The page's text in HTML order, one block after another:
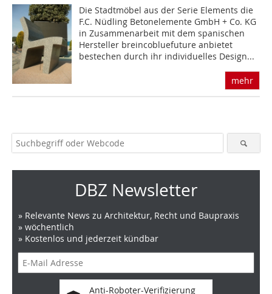
Die Stadtmöbel aus der Serie Elements die
F.C. Nüdling Betonelemente GmbH + Co. KG
in Zusammenarbeit mit dem spanischen
Hersteller breincobluefuture anbietet
bestechen durch ihr individuelles Design...
mehr
DBZ Newsletter
» Relevante News zu Architektur, Recht und Baupraxis
» wöchentlich
» Kostenlos und jederzeit kündbar
Anti-Roboter-Verifizierung